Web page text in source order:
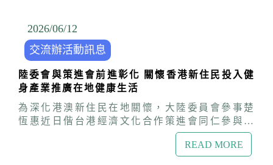
台灣在地文化、生活與這片土地的韌性，將新興
景點及旅遊故事分享給更多香港朋友，吸引更多
旅客來台重遊。 鍾致遠指出，高雄觀光發展榮獲
多項國際殊榮，現正推動「2026國際團體旅客至
高雄旅遊住宿獎勵計畫」，而香港旅客是高雄僅
香港各界交流合作，讓更多香港旅客感受高雄港
灣與文化魅力。 參與「港灣潮旅」活動的香港網
輪車遊恆春古城、枋寮彩虹藝鐵園區、東港王船
肯定同學們的智慧，並勉勵大家，營隊的結束正
是思考的啟程，期許大家帶回去的不僅是金門特
產，更是一顆「理解與和平的種子」，回到校園
與港澳後持續發揮青年影響力。並鼓勵大家參加
策進會舉辦的「2026年港覺濠臺IG圖文競賽」，
將金門所見所聞、文化風情與心中感動，用創意
發聲，帶著如風獅爺般堅定的韌性，寫下屬於年
輕世代的精彩故事！ 金門縣議員唐麗輝特地抽空
出席中午的交流餐會，與學員熱絡互動。
93年結婚來台，至今已逾20年。這段生命旅程對
她而言，就像一本精彩的故事書。初來乍到面臨
陌生環境，但她以對自己孩子的陪伴和愛走出家
庭，在推廣閱讀的過程中重新找回自我。她積極
參與各項社會服務，不僅擔任吳沙故居的導覽志
工，更加入宜蘭縣文化局「醜小鴨故事劇團」成
為假日故事志工長達13年。 在劇團中，吳美兒與
夥伴們攜手將繪本故事改編成生動有趣的戲劇表
演，足跡遍及圖書館、校園與社區。藉由不同領
域面向的參與及付出，除了不斷增進自身能力，
更將文化與故事的力量傳遞給更多家庭。她豐富
2026/06/12
交流辦活動訊息
陸委會與策進會前進彰化 關懷香港新住民投入健
身產業推廣在地健康生活
為深化港澳新住民在地關懷，大陸委員會參事楚
恆惠近日偕台港經濟文化合作策進會同仁參與內
政部移民署「到府服務、宅配愛」聯合訪視活
動，前往彰化市探訪香港新住民「阿言」(化
READ MORE